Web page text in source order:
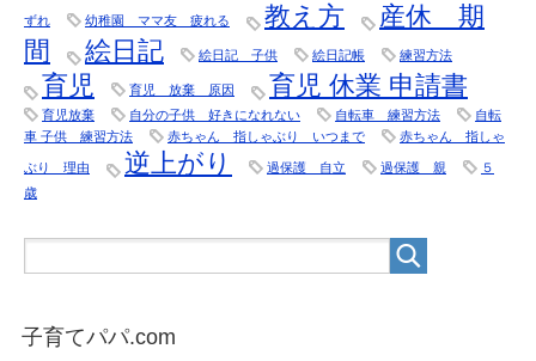
ずれ 幼稚園 ママ友 疲れる 教え方
産休 期
間
絵日記 絵日記 子供 絵日記帳 練習方法
育児 育児 放棄 原因 育児 休業 申請書
育児放棄 自分の子供 好きになれない 自転車 練習方法
自転
車 子供 練習方法
赤ちゃん 指しゃぶり いつまで 赤ちゃん 指しゃ
ぶり 理由 逆上がり 過保護 自立 過保護 親
５
歳
子育てパパ.com